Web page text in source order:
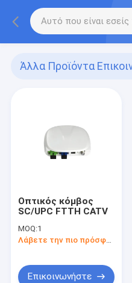
Άλλα Προϊόντα
Οπτικός κόμβος
SC/UPC FTTH CATV
MOQ:1
Λάβετε την πιο πρόσφατη τιμή
Επικοινωνήστε